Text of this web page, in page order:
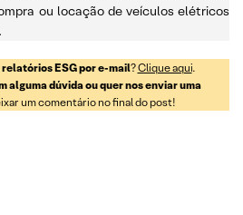
ou locação de veículos elétricos
ESG por e-mail?Clique aqui.
alguma dúvida ou quer nos enviar uma
um comentário no final do post!